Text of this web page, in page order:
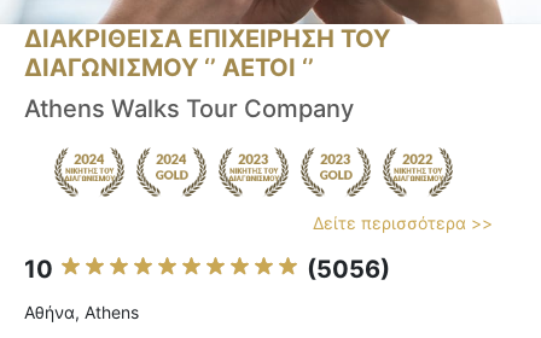
ΔΙΑΚΡΙΘΕΙΣΑ ΕΠΙΧΕΙΡΗΣΗ ΤΟΥ
ΔΙΑΓΩΝΙΣΜΟΥ ‘’ ΑΕΤΟΙ ‘’
Athens Walks Tour Company
Δείτε περισσότερα >>
10 (5056)
Αθήνα, Athens